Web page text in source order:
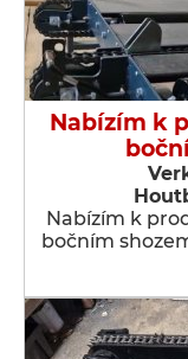
Nabízím k
Nabízím k
bočním